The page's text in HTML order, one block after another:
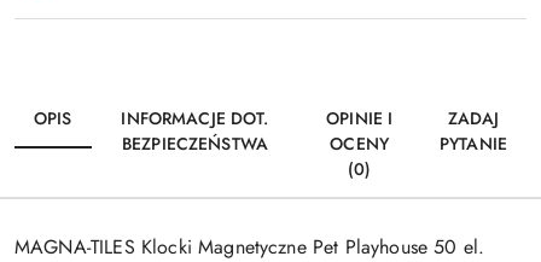
OPIS
INFORMACJE DOT.
BEZPIECZEŃSTWA
OPINIE I
OCENY
(0)
ZADAJ
PYTANIE
MAGNA-TILES Klocki Magnetyczne Pet Playhouse 50 el.